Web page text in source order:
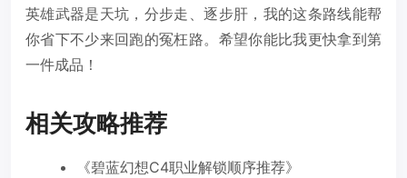
英雄武器是天坑，分步走、逐步肝，我的这条路线能帮
你省下不少来回跑的冤枉路。希望你能比我更快拿到第
一件成品！
相关攻略推荐
《碧蓝幻想C4职业解锁顺序推荐》